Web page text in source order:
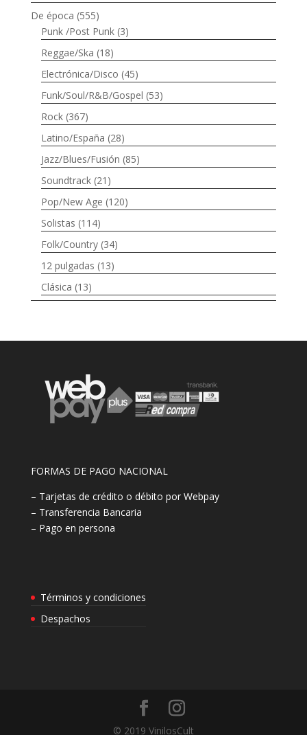
De época (555)
Punk /Post Punk (3)
Reggae/Ska (18)
Electrónica/Disco (45)
Funk/Soul/R&B/Gospel (53)
Rock (367)
Latino/España (28)
Jazz/Blues/Fusión (85)
Soundtrack (21)
Pop/New Age (120)
Solistas (114)
Folk/Country (34)
12 pulgadas (13)
Clásica (13)
FORMAS DE PAGO NACIONAL
– Tarjetas de crédito o débito por Webpay
– Transferencia Bancaria
– Pago en persona
Términos y condiciones
Despachos
© 2019 VinilosCult